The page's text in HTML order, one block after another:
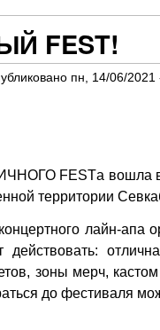
FEST!
пн, 14/06/2021
FESTа вошла в
территории
лайн-апа
действовать:
зоны мерч,
до фестиваля